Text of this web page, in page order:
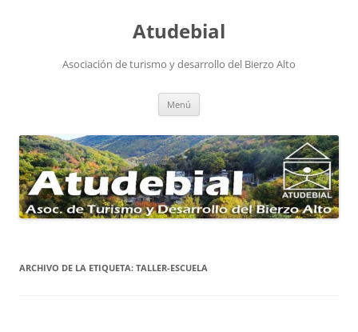
Atudebial
Asociación de turismo y desarrollo del Bierzo Alto
Menú
ARCHIVO DE LA ETIQUETA: TALLER-ESCUELA